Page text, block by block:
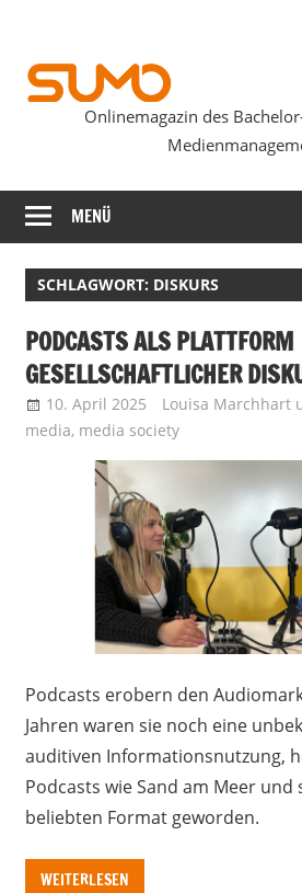
springen
Onlinemagazin des
MENÜ
SCHLAGWORT: DISKURS
PODCASTS ALS PLATTFORM
GESELLSCHAFTLICHER
10. April 2025 Louisa Marchhart
media, media society
Podcasts erobern den
Jahren waren sie noch eine
auditiven Informationsnutzung,
Podcasts wie Sand am Meer und
beliebten Format geworden.
WEITERLESEN